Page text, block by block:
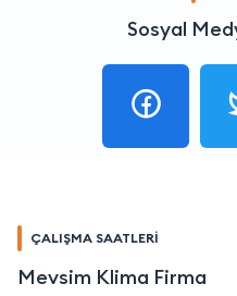
Sosyal
ÇALIŞMA SAATLERİ
Mevsim Klima Firma